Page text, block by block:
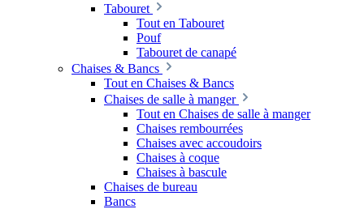
Tabouret
Tout en Tabouret
Pouf
Tabouret de canapé
Chaises & Bancs
Tout en Chaises & Bancs
Chaises de salle à manger
Tout en Chaises de salle à manger
Chaises rembourrées
Chaises avec accoudoirs
Chaises à coque
Chaises à bascule
Chaises de bureau
Bancs